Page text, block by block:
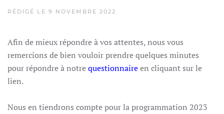
RÉDIGÉ LE 9 NOVEMBRE 2022 .
Afin de mieux répondre à vos attentes, nous vous
remercions de bien vouloir prendre quelques minutes
pour répondre à notrequestionnaireen cliquant sur le
lien.
Nous en tiendrons compte pour la programmation 2023